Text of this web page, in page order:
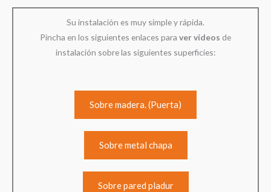
Su instalación es muy simple y rápida.
Pincha en los siguientes enlaces para vervídeos de
instalación sobre las siguientes superficies:
Sobre madera. (Puerta)
Sobre metal chapa
Sobre pared pladur